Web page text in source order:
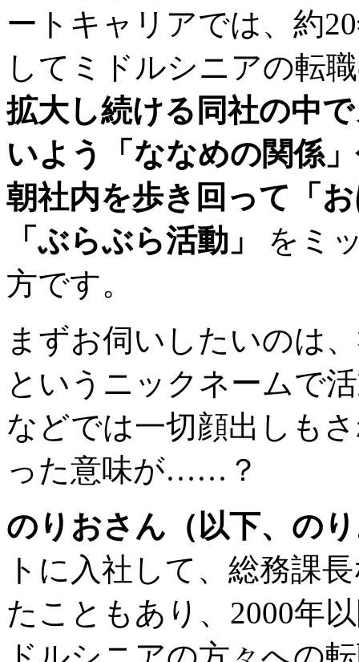
ートキャリアでは、約
してミドルシニアの転
拡大し続ける同社の中
いよう「ななめの関係
朝社内を歩き回って「
「ぶらぶら活動」
をミ
方です。
まずお伺いしたいのは
というニックネームで
などでは一切顔出しも
った意味が……？
のりおさん（以下、の
トに入社して、総務課
たこともあり、2000年